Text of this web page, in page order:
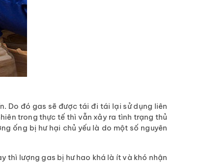
Do đó gas sẽ được tái đi tái lại sử dụng liên
trong thực tế thì vẫn xảy ra tình trạng thủ
ống bị hư hại chủ yếu là do một số nguyên
thì lượng gas bị hư hao khá là ít và khó nhận